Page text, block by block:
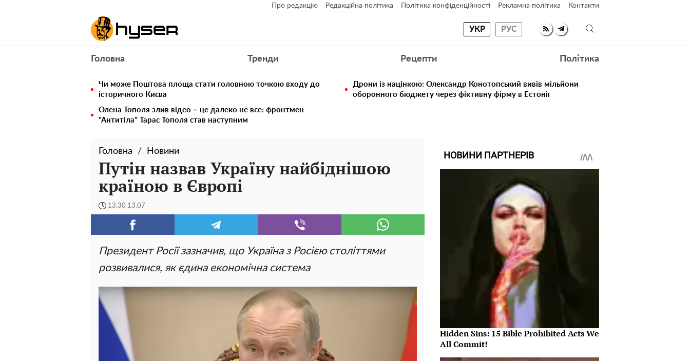
Про редакцію Редакційна політика Політика конфіденційності Рекламна політика Контакти
УКР РУС
Головна Тренди Рецепти Політика
Чи може Поштова площа стати головною точкою входу до
історичного Києва
Дрони із націнкою: Олександр Конотопський вивів мільйони
оборонного бюджету через фіктивну фірму в Естонії
Олена Тополя злив відео – це далеко не все: фронтмен
"Антитіла" Тарас Тополя став наступним
Головна Новини
Путін назвав Україну найбіднішою
країною в Європі
13:30 13.07
Президент Росії зазначив, що Україна з Росією століттями
розвивалися, як єдина економічна система
НОВИНИ ПАРТНЕРІВ
Hidden Sins: 15 Bible Prohibited Acts We
All Commit!